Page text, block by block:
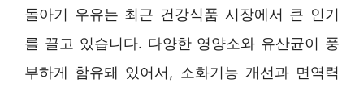
돌아기 우유는 최근 건강식품 시장에서 큰 인기
를 끌고 있습니다. 다양한 영양소와 유산균이 풍
부하게 함유돼 있어서, 소화기능 개선과 면역력